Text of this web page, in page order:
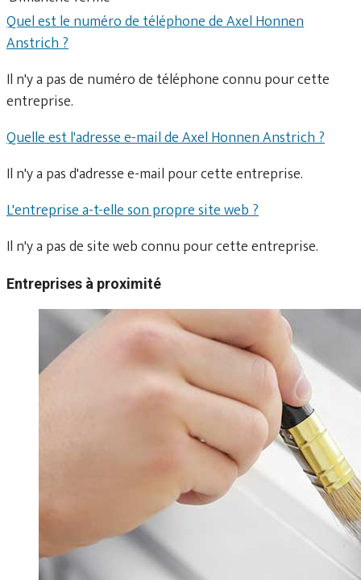
Quel est le numéro de téléphone de Axel Honnen
Anstrich ?
Il n'y a pas de numéro de téléphone connu pour cette
entreprise.
Quelle est l'adresse e-mail de Axel Honnen Anstrich ?
Il n'y a pas d'adresse e-mail pour cette entreprise.
L'entreprise a-t-elle son propre site web ?
Il n'y a pas de site web connu pour cette entreprise.
Entreprises à proximité